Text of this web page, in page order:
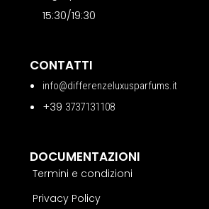
15:30/19:30
CONTATTI
info@differenzeluxusparfums.it
+39 3737131108
DOCUMENTAZIONI
Termini e condizioni
Privacy Policy